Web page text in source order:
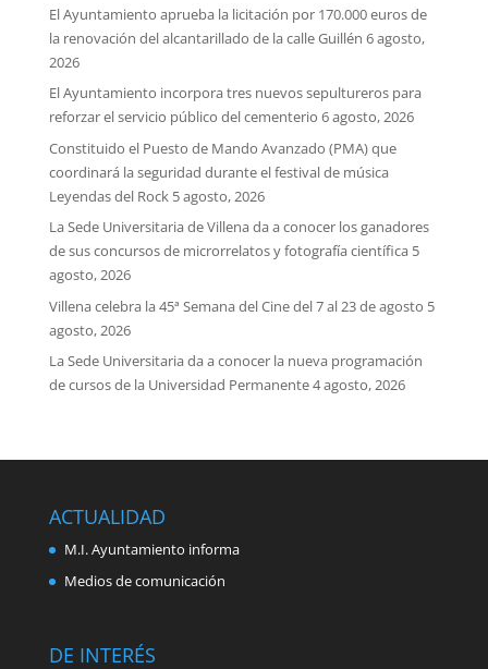
El Ayuntamiento aprueba la licitación por 170.000 euros de
la renovación del alcantarillado de la calle Guillén 6 agosto,
2026
El Ayuntamiento incorpora tres nuevos sepultureros para
reforzar el servicio público del cementerio 6 agosto, 2026
Constituido el Puesto de Mando Avanzado (PMA) que
coordinará la seguridad durante el festival de música
Leyendas del Rock 5 agosto, 2026
La Sede Universitaria de Villena da a conocer los ganadores
de sus concursos de microrrelatos y fotografía científica 5
agosto, 2026
Villena celebra la 45ª Semana del Cine del 7 al 23 de agosto 5
agosto, 2026
La Sede Universitaria da a conocer la nueva programación
de cursos de la Universidad Permanente4 agosto, 2026
ACTUALIDAD
M.I. Ayuntamiento informa
Medios de comunicación
DE INTERÉS